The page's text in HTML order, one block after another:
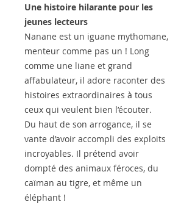
Une histoire hilarante pour les
jeunes lecteurs
Nanane est un iguane mythomane,
menteur comme pas un ! Long
comme une liane et grand
affabulateur, il adore raconter des
histoires extraordinaires à tous
ceux qui veulent bien l’écouter.
Du haut de son arrogance, il se
vante d’avoir accompli des exploits
incroyables. Il prétend avoir
dompté des animaux féroces, du
caïman au tigre, et même un
éléphant !